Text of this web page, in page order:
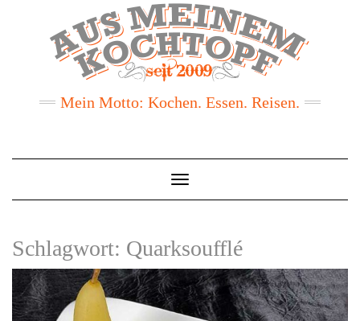
Mein Motto: Kochen. Essen. Reisen.
Toggle
Navigation
Schlagwort: Quarksoufflé